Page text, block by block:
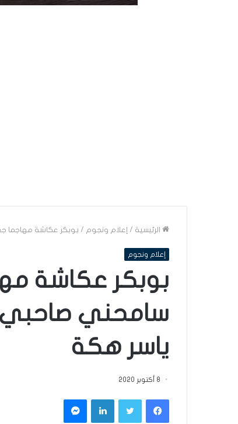
الرئيسية / إعلام ونجوم / بوبكر عكاشة مهاجما
إعلام ونجوم
بوبكر عكاشة
سامحني
ياسر هكة
8 أكتوبر 2020
فيسبوكتويتر لينكدإن ماسنجر